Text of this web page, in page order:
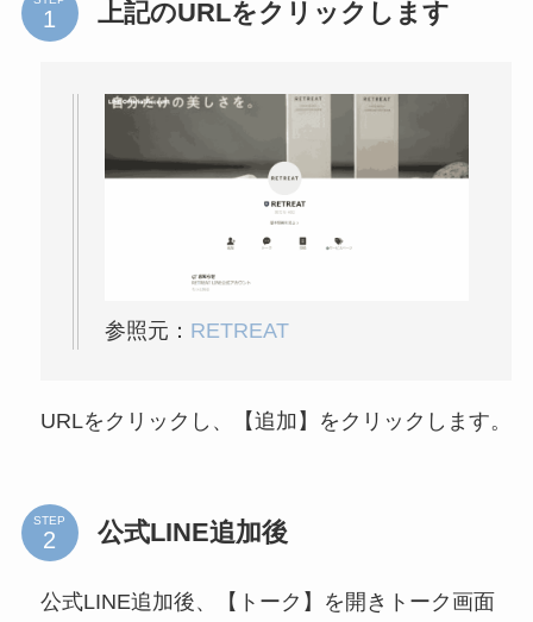
上記のURLをクリックします
参照元： RETREAT
URLをクリックし、【追加】をクリックします。
STEP 公式LINE追加後
公式LINE追加後、【トーク】を開きトーク画面